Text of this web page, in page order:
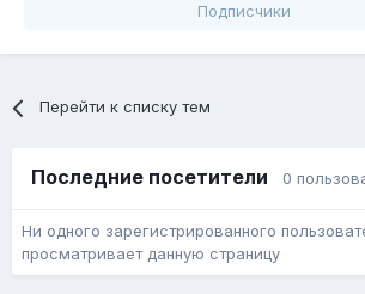
Подписчики
Перейти к списку тем
Последние посетители 0
Ни одного зарегистрированного
просматривает данную страницу